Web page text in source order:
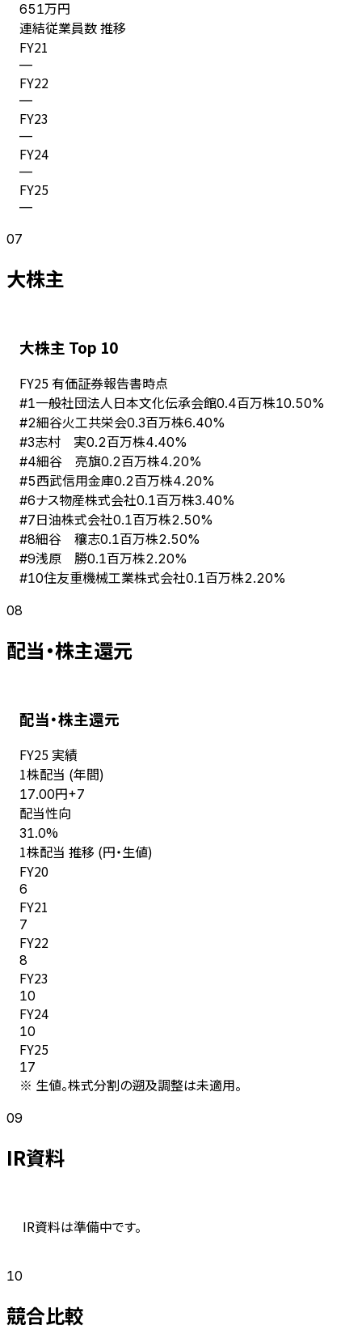
651万円
連結従業員数 推移
FY21
—
FY22
—
FY23
—
FY24
—
FY25
—
07
大株主
大株主 Top 10
FY25 有価証券報告書時点
#1一般社団法人日本文化伝承会館0.4百万株10.50%
#2細谷火工共栄会0.3百万株6.40%
#3志村 実0.2百万株4.40%
#4細谷 亮旗0.2百万株4.20%
#5西武信用金庫0.2百万株4.20%
#6ナス物産株式会社0.1百万株3.40%
#7日油株式会社0.1百万株2.50%
#8細谷 穰志0.1百万株2.50%
#9浅原 勝0.1百万株2.20%
#10住友重機械工業株式会社0.1百万株2.20%
08
配当・株主還元
配当・株主還元
FY25 実績
1株配当 (年間)
17.00円+7
配当性向
31.0%
1株配当 推移 (円・生値)
FY20
6
FY21
7
FY22
8
FY23
10
FY24
10
FY25
17
※ 生値。株式分割の遡及調整は未適用。
09
IR資料
IR資料は準備中です。
10
競合比較